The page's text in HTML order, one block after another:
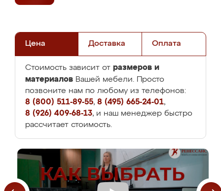
Цена Доставка Оплата
Стоимость зависит от размеров и
материалов Вашей мебели. Просто
позвоните нам по любому из телефонов:
8 (800) 511-89-55, 8 (495) 665-24-01,
8 (926) 409-68-13, и наш менеджер быстро
рассчитает стоимость.